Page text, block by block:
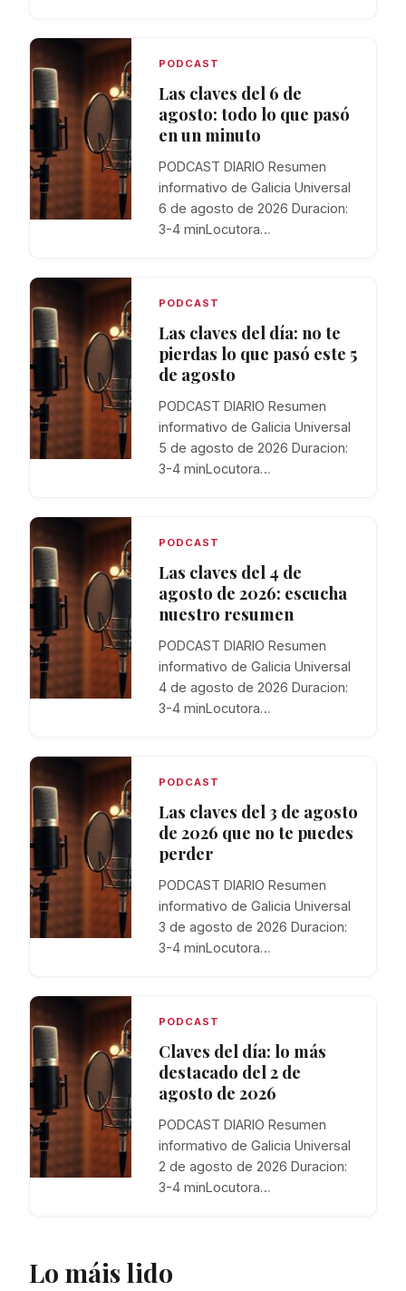
PODCAST
Las claves del 6 de
agosto: todo lo que pasó
en un minuto
PODCAST DIARIO Resumen
informativo de Galicia Universal
6 de agosto de 2026 Duracion:
3-4 minLocutora…
PODCAST
Las claves del día: no te
pierdas lo que pasó este 5
de agosto
PODCAST DIARIO Resumen
informativo de Galicia Universal
5 de agosto de 2026 Duracion:
3-4 minLocutora…
PODCAST
Las claves del 4 de
agosto de 2026: escucha
nuestro resumen
PODCAST DIARIO Resumen
informativo de Galicia Universal
4 de agosto de 2026 Duracion:
3-4 minLocutora…
PODCAST
Las claves del 3 de agosto
de 2026 que no te puedes
perder
PODCAST DIARIO Resumen
informativo de Galicia Universal
3 de agosto de 2026 Duracion:
3-4 minLocutora…
PODCAST
Claves del día: lo más
destacado del 2 de
agosto de 2026
PODCAST DIARIO Resumen
informativo de Galicia Universal
2 de agosto de 2026 Duracion:
3-4 minLocutora…
Lo máis lido